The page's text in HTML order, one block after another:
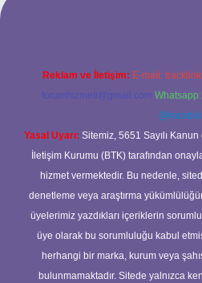
Reklam ve İletişim: E-mail:
forumhizmeti@gmail.com
@karabul
Yasal Uyarı: Sitemiz, 5651 Sayılı
İletişim Kurumu (BTK) tarafından
hizmet vermektedir. Bu nedenle,
denetleme veya araştırma
üyelerimiz yazdıkları içeriklerin
üye olarak bu sorumluluğu kabul
herhangi bir marka, kurum veya
bulunmamaktadır. Sitede yalnızca